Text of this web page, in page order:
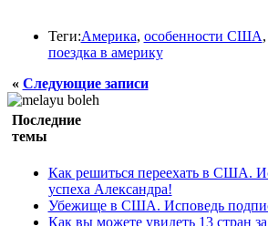
Теги:Америка, особенности США,
поездка в америку
« Следующие записи
Последние
темы
Как решиться переехать в США.
успеха Александра!
Убежище в США. Исповедь
Как вы можете увидеть 13 стран